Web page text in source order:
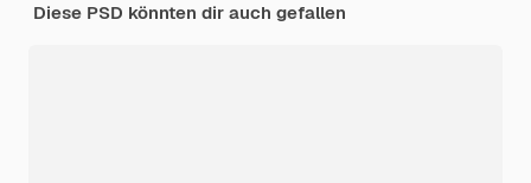
Diese PSD könnten dir auch gefallen